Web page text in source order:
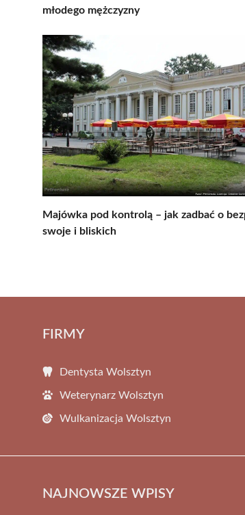
młodego mężczyzny
Majówka pod kontrolą – jak zadbać o
swoje i bliskich
FIRMY
Dentysta Wolsztyn
Weterynarz Wolsztyn
Wulkanizacja Wolsztyn
NAJNOWSZE WPISY